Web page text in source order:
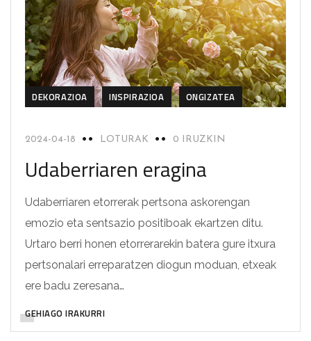
DEKORAZIOA INSPIRAZIOA ONGIZATEA
2024-04-18 LOTURAK 0 IRUZKIN
Udaberriaren eragina
Udaberriaren etorrerak pertsona askorengan
emozio eta sentsazio positiboak ekartzen ditu.
Urtaro berri honen etorrerarekin batera gure itxura
pertsonalari erreparatzen diogun moduan, etxeak
ere badu zeresana…
GEHIAGO IRAKURRI